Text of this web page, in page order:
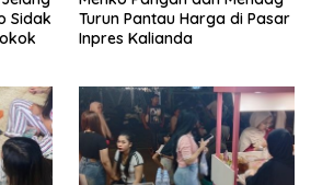
Sidak
Turun Pantau Harga di Pasar
Inpres Kalianda